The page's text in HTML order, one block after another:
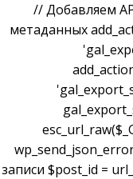
// Добавляем
метаданных
записи $post_id =